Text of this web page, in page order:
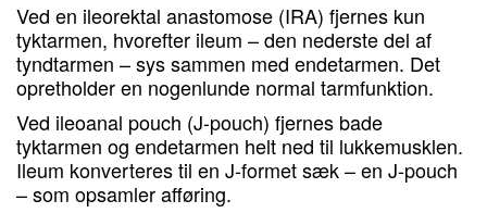
Ved en ileorektal anastomose (IRA) fjernes kun
tyktarmen, hvorefter ileum – den nederste del af
tyndtarmen – sys sammen med endetarmen. Det
opretholder en nogenlunde normal tarmfunktion.
Ved ileoanal pouch (J-pouch) fjernes bade
tyktarmen og endetarmen helt ned til lukkemusklen.
Ileum konverteres til en J-formet sæk – en J-pouch
– som opsamler afføring.